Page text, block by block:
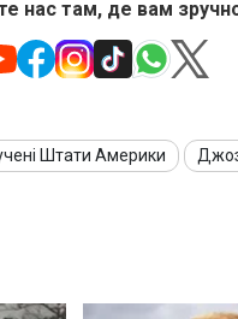
нас там, де вам
Штати Америки